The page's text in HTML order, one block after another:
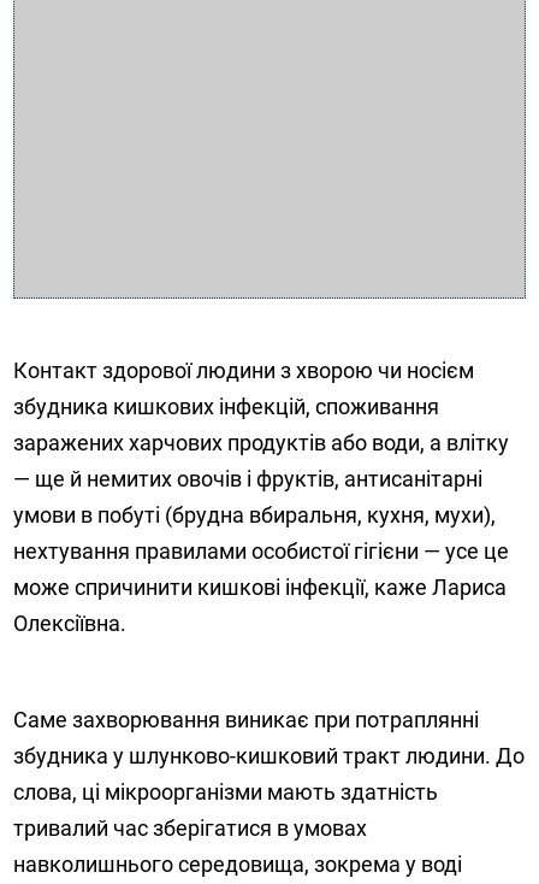
Контакт здорової людини з хворою чи носієм
збудника кишкових інфекцій, споживання
заражених харчових продуктів або води, а влітку
— ще й немитих овочів і фруктів, антисанітарні
умови в побуті (брудна вбиральня, кухня, мухи),
нехтування правилами особистої гігієни — усе це
може спричинити кишкові інфекції, каже Лариса
Олексіївна.
Саме захворювання виникає при потраплянні
збудника у шлунково-кишковий тракт людини. До
слова, ці мікроорганізми мають здатність
тривалий час зберігатися в умовах
навколишнього середовища, зокрема у воді